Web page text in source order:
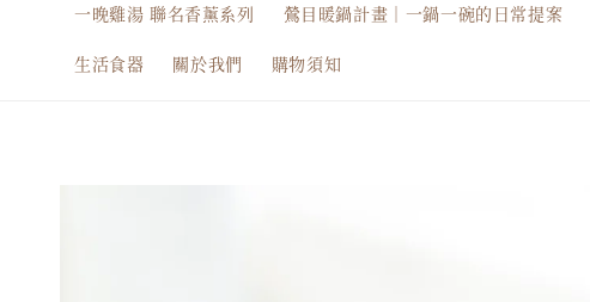
一晚雞湯 聯名香薰系列 鶯目暖鍋計畫｜一鍋一碗的日常提案
生活食器 關於我們 購物須知